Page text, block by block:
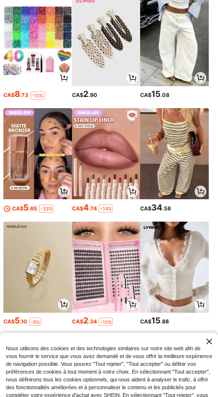
CA$8.73 -10% CA$2.90 CA$15.08
CA$5.65 -33% CA$4.74 -14% CA$34.58
CA$5.10 -9% CA$2.34 -10% CA$15.88
Nous utilisons des cookies et des technologies similaires sur notre site web afin de
vous fournir le service que vous avez demandé et de vous offrir la meilleure expérience
de navigation possible. Vous pouvez "Tout rejeter", "Tout accepter" ou définir vos
préférences de cookies à tout moment à votre choix. En sélectionnant "Tout accepter",
nous définirons tous les cookies optionnels, qui nous aident à analyser le trafic, à offrir
des fonctionnalités améliorées et à personnaliser le contenu et les publicités pour
compléter votre expérience d'achat avec SHEIN. En sélectionnant "Tout rejeter", vous